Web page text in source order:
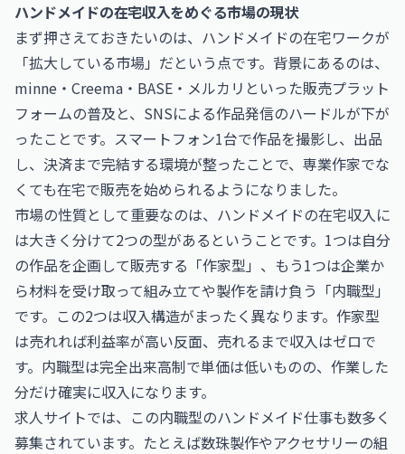
ハンドメイドの在宅収入をめぐる市場の現状
まず押さえておきたいのは、ハンドメイドの在宅ワークが
「拡大している市場」だという点です。背景にあるのは、
minne・Creema・BASE・メルカリといった販売プラット
フォームの普及と、SNSによる作品発信のハードルが下が
ったことです。スマートフォン1台で作品を撮影し、出品
し、決済まで完結する環境が整ったことで、専業作家でな
くても在宅で販売を始められるようになりました。
市場の性質として重要なのは、ハンドメイドの在宅収入に
は大きく分けて2つの型があるということです。1つは自分
の作品を企画して販売する「作家型」、もう1つは企業か
ら材料を受け取って組み立てや製作を請け負う「内職型」
です。この2つは収入構造がまったく異なります。作家型
は売れれば利益率が高い反面、売れるまで収入はゼロで
す。内職型は完全出来高制で単価は低いものの、作業した
分だけ確実に収入になります。
求人サイトでは、この内職型のハンドメイド仕事も数多く
募集されています。たとえば数珠製作やアクセサリーの組